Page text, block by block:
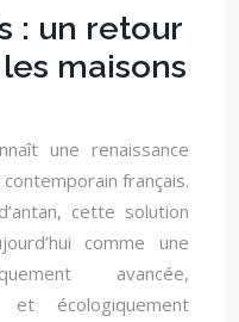
: un retour
maisons
une renaissance
français.
cette solution
comme une
avancée,
et écologiquement